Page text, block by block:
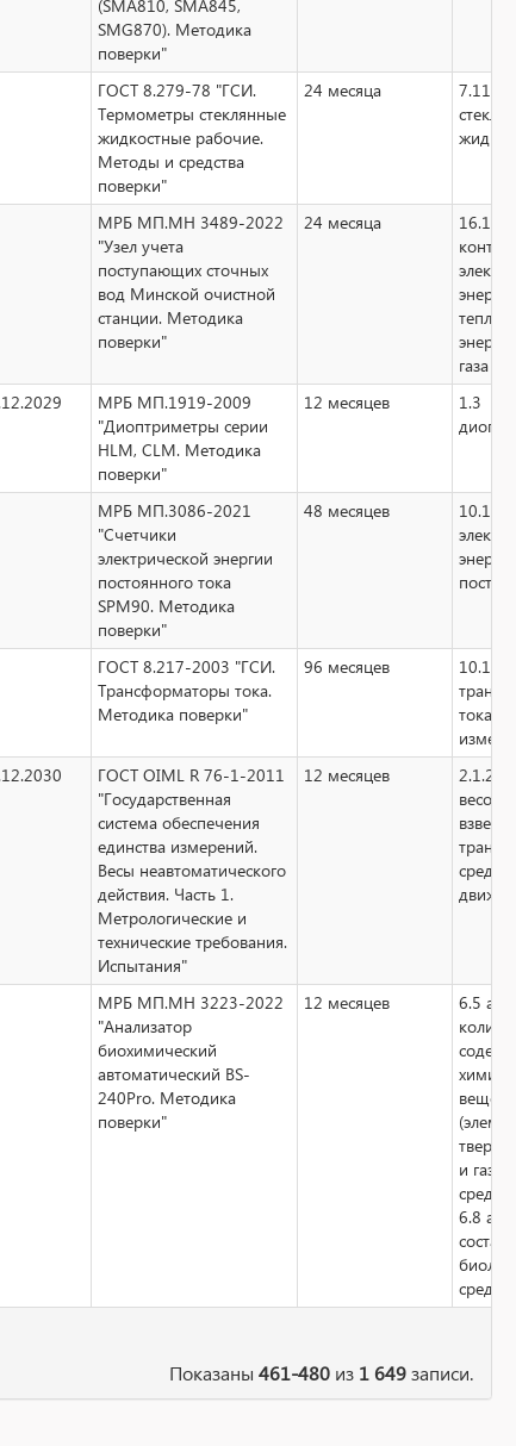
(SMA810, SMA845,
SMG870). Методика
поверки"
ГОСТ 8.279-78 "ГСИ.
Термометры стеклянные
жидкостные рабочие.
Методы и средства
поверки"
24 месяца
7.11
МРБ МП.МН 3489-2022
"Узел учета
поступающих сточных
вод Минской очистной
станции. Методика
поверки"
24 месяца
16.1.1
газа
МРБ МП.1919-2009
"Диоптриметры серии
HLM, CLM. Методика
поверки"
12 месяцев
1.3
МРБ МП.3086-2021
"Счетчики
электрической энергии
постоянного тока
SPM90. Методика
поверки"
48 месяцев
10.10
ГОСТ 8.217-2003 "ГСИ.
Трансформаторы тока.
Методика поверки"
96 месяцев
10.13
тока
ГОСТ OIML R 76-1-2011
"Государственная
система обеспечения
единства измерений.
Весы неавтоматического
действия. Часть 1.
Метрологические и
технические требования.
Испытания"
12 месяцев
2.1.2
весов
МРБ МП.МН 3223-2022
"Анализатор
биохимический
автоматический BS-
240Pro. Методика
поверки"
12 месяцев
6.5
и
средах
6.8
сред
Показаны 461-480 из 1 649записи.